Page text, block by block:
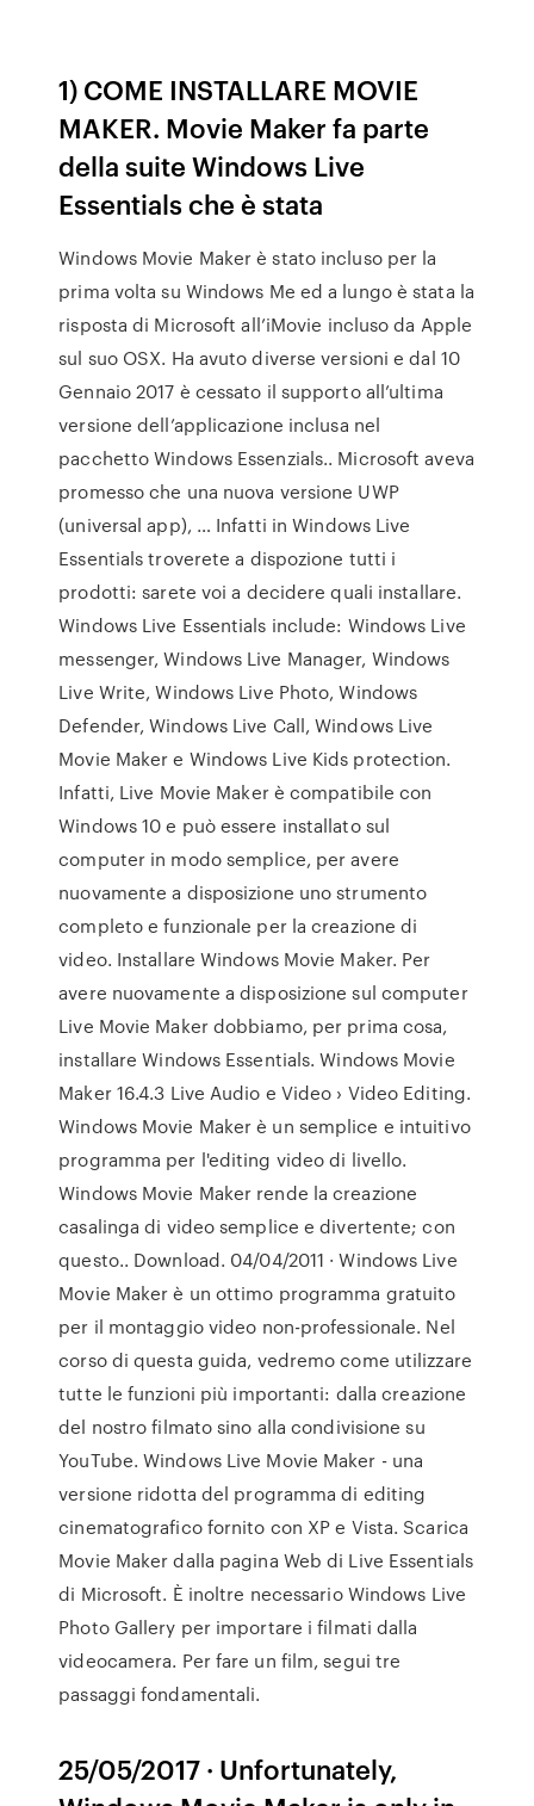
1) COME INSTALLARE MOVIE
MAKER. Movie Maker fa parte
della suite Windows Live
Essentials che è stata
Windows Movie Maker è stato incluso per la
prima volta su Windows Me ed a lungo è stata la
risposta di Microsoft all’iMovie incluso da Apple
sul suo OSX. Ha avuto diverse versioni e dal 10
Gennaio 2017 è cessato il supporto all’ultima
versione dell’applicazione inclusa nel
pacchetto Windows Essenzials.. Microsoft aveva
promesso che una nuova versione UWP
(universal app), … Infatti in Windows Live
Essentials troverete a dispozione tutti i
prodotti: sarete voi a decidere quali installare.
Windows Live Essentials include: Windows Live
messenger, Windows Live Manager, Windows
Live Write, Windows Live Photo, Windows
Defender, Windows Live Call, Windows Live
Movie Maker e Windows Live Kids protection.
Infatti, Live Movie Maker è compatibile con
Windows 10 e può essere installato sul
computer in modo semplice, per avere
nuovamente a disposizione uno strumento
completo e funzionale per la creazione di
video. Installare Windows Movie Maker. Per
avere nuovamente a disposizione sul computer
Live Movie Maker dobbiamo, per prima cosa,
installare Windows Essentials. Windows Movie
Maker 16.4.3 Live Audio e Video › Video Editing.
Windows Movie Maker è un semplice e intuitivo
programma per l'editing video di livello.
Windows Movie Maker rende la creazione
casalinga di video semplice e divertente; con
questo.. Download. 04/04/2011 · Windows Live
Movie Maker è un ottimo programma gratuito
per il montaggio video non-professionale. Nel
corso di questa guida, vedremo come utilizzare
tutte le funzioni più importanti: dalla creazione
del nostro filmato sino alla condivisione su
YouTube. Windows Live Movie Maker - una
versione ridotta del programma di editing
cinematografico fornito con XP e Vista. Scarica
Movie Maker dalla pagina Web di Live Essentials
di Microsoft. È inoltre necessario Windows Live
Photo Gallery per importare i filmati dalla
videocamera. Per fare un film, segui tre
passaggi fondamentali.
25/05/2017 · Unfortunately,